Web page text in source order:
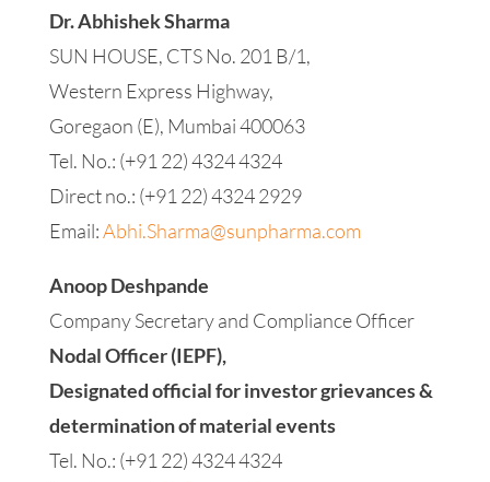
Dr. Abhishek Sharma
SUN HOUSE, CTS No. 201 B/1,
Western Express Highway,
Goregaon (E), Mumbai 400063
Tel. No.: (+91 22) 4324 4324
Direct no.: (+91 22) 4324 2929
Email:Abhi.Sharma@sunpharma.com
Anoop Deshpande
Company Secretary and Compliance Officer
Nodal Officer (IEPF),
Designated official for investor grievances &
determination of material events
Tel. No.: (+91 22) 4324 4324